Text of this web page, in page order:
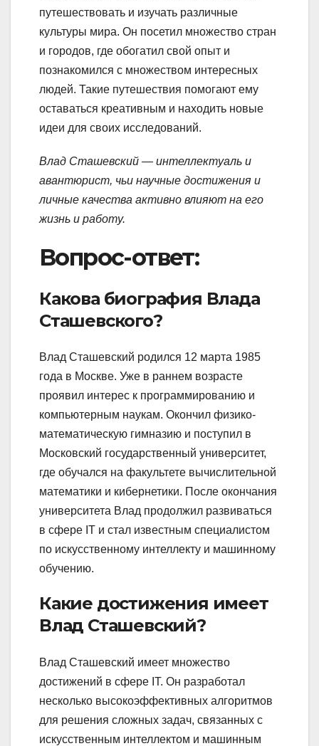
путешествовать и изучать различные
культуры мира. Он посетил множество стран
и городов, где обогатил свой опыт и
познакомился с множеством интересных
людей. Такие путешествия помогают ему
оставаться креативным и находить новые
идеи для своих исследований.
Влад Сташевский — интеллектуаль и
авантюрист, чьи научные достижения и
личные качества активно влияют на его
жизнь и работу.
Вопрос-ответ:
Какова биография Влада
Сташевского?
Влад Сташевский родился 12 марта 1985
года в Москве. Уже в раннем возрасте
проявил интерес к программированию и
компьютерным наукам. Окончил физико-
математическую гимназию и поступил в
Московский государственный университет,
где обучался на факультете вычислительной
математики и кибернетики. После окончания
университета Влад продолжил развиваться
в сфере IT и стал известным специалистом
по искусственному интеллекту и машинному
обучению.
Какие достижения имеет
Влад Сташевский?
Влад Сташевский имеет множество
достижений в сфере IT. Он разработал
несколько высокоэффективных алгоритмов
для решения сложных задач, связанных с
искусственным интеллектом и машинным